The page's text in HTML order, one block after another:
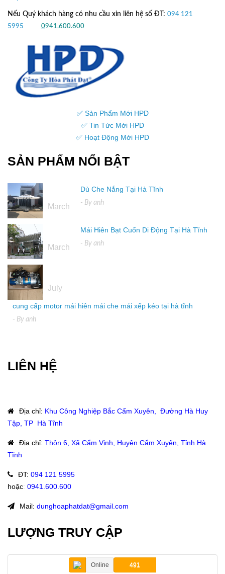
Nếu Quý khách hàng có nhu cầu xin liên hệ số ĐT: 094 121
5995
0941.600.600
✅ Sản Phẩm Mới HPD
✅ Tin Tức Mới HPD
✅ Hoạt Động Mới HPD
SẢN PHẨM NỔI BẬT
March
Dù Che Nắng Tại Hà Tĩnh
- By anh
March
Mái Hiên Bạt Cuốn Di Động Tại Hà Tĩnh
- By anh
July
cung cấp motor mái hiên mái che mái xếp kéo tại hà tĩnh
- By anh
LIÊN HỆ
Địa chỉ: Khu Công Nghiệp Bắc Cẩm Xuyên, Đường Hà Huy
Tập, TP Hà Tĩnh
Địa chỉ: Thôn 6, Xã Cẩm Vịnh, Huyện Cẩm Xuyên, Tỉnh Hà
Tĩnh
ĐT: 094 121 5995
hoặc: 0941.600.600
Mail: dunghoaphatdat@gmail.com
LƯỢNG TRUY CẬP
Online 491